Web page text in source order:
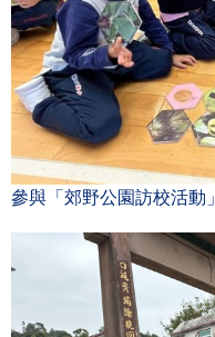
參與「郊野公園訪校活動」